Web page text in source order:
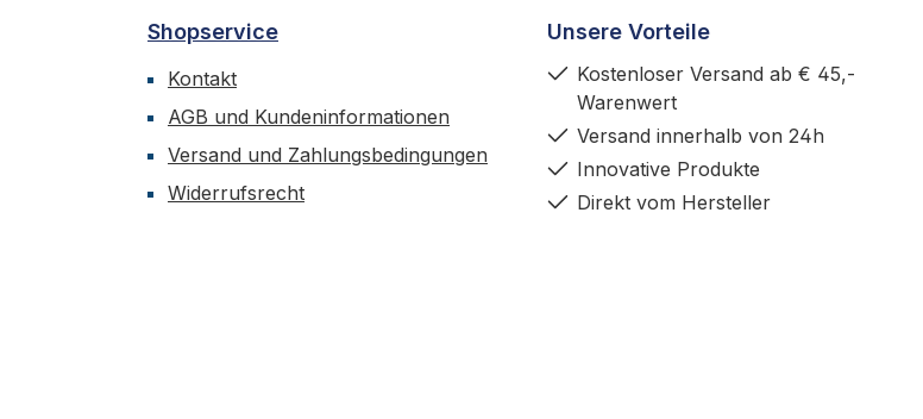
Shopservice
Kontakt
AGB und Kundeninformationen
Versand und Zahlungsbedingungen
Widerrufsrecht
Unsere Vorteile
Kostenloser Versand ab € 45,-
Warenwert
Versand innerhalb von 24h
Innovative Produkte
Direkt vom Hersteller